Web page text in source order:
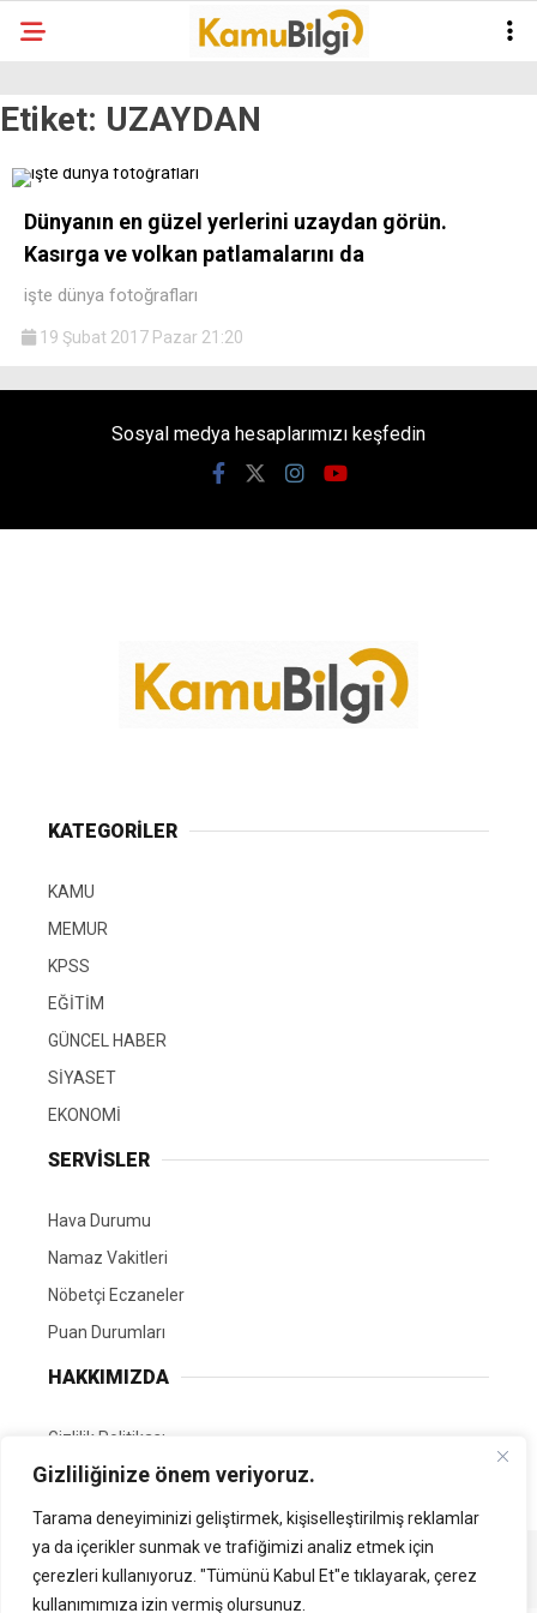
Gizliliğinize önem veriyoruz.
Tarama deneyiminizi geliştirmek, kişiselleştirilmiş reklamlar
ya da içerikler sunmak ve trafiğimizi analiz etmek için
çerezleri kullanıyoruz. "Tümünü Kabul Et"e tıklayarak, çerez
kullanımımıza izin vermiş olursunuz.
Etiket: UZAYDAN
Dünyanın en güzel yerlerini uzaydan görün.
Kasırga ve volkan patlamalarını da
işte dünya fotoğrafları
19 Şubat 2017 Pazar 21:20
Sosyal medya hesaplarımızı keşfedin
KATEGORİLER
KAMU
MEMUR
KPSS
EĞİTİM
GÜNCEL HABER
SİYASET
EKONOMİ
SERVİSLER
Hava Durumu
Namaz Vakitleri
Nöbetçi Eczaneler
Puan Durumları
HAKKIMIZDA
Gizlilik Politikası
GÖNÜLLÜ EDİTÖRÜMÜZ OL
Tüm Hakları Saklıdır. | Kamubilgi.com | 2026